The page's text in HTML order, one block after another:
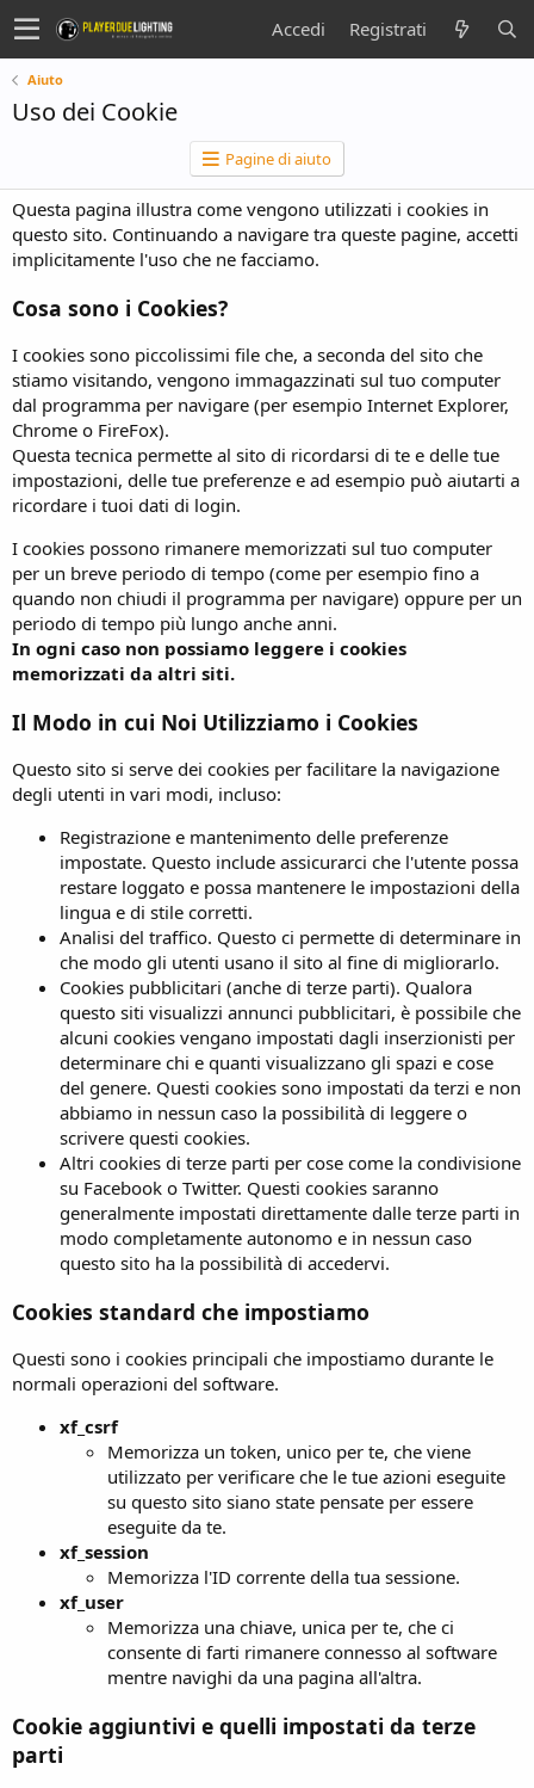
Accedi Registrati
Aiuto
Uso dei Cookie
Pagine di aiuto
Questa pagina illustra come vengono utilizzati i cookies in
questo sito. Continuando a navigare tra queste pagine, accetti
implicitamente l'uso che ne facciamo.
Cosa sono i Cookies?
I cookies sono piccolissimi file che, a seconda del sito che
stiamo visitando, vengono immagazzinati sul tuo computer
dal programma per navigare (per esempio Internet Explorer,
Chrome o FireFox).
Questa tecnica permette al sito di ricordarsi di te e delle tue
impostazioni, delle tue preferenze e ad esempio può aiutarti a
ricordare i tuoi dati di login.
I cookies possono rimanere memorizzati sul tuo computer
per un breve periodo di tempo (come per esempio fino a
quando non chiudi il programma per navigare) oppure per un
periodo di tempo più lungo anche anni.
In ogni caso non possiamo leggere i cookies
memorizzati da altri siti.
Il Modo in cui Noi Utilizziamo i Cookies
Questo sito si serve dei cookies per facilitare la navigazione
degli utenti in vari modi, incluso:
Registrazione e mantenimento delle preferenze
impostate. Questo include assicurarci che l'utente possa
restare loggato e possa mantenere le impostazioni della
lingua e di stile corretti.
Analisi del traffico. Questo ci permette di determinare in
che modo gli utenti usano il sito al fine di migliorarlo.
Cookies pubblicitari (anche di terze parti). Qualora
questo siti visualizzi annunci pubblicitari, è possibile che
alcuni cookies vengano impostati dagli inserzionisti per
determinare chi e quanti visualizzano gli spazi e cose
del genere. Questi cookies sono impostati da terzi e non
abbiamo in nessun caso la possibilità di leggere o
scrivere questi cookies.
Altri cookies di terze parti per cose come la condivisione
su Facebook o Twitter. Questi cookies saranno
generalmente impostati direttamente dalle terze parti in
modo completamente autonomo e in nessun caso
questo sito ha la possibilità di accedervi.
Cookies standard che impostiamo
Questi sono i cookies principali che impostiamo durante le
normali operazioni del software.
xf_csrf
Memorizza un token, unico per te, che viene
utilizzato per verificare che le tue azioni eseguite
su questo sito siano state pensate per essere
eseguite da te.
xf_session
Memorizza l'ID corrente della tua sessione.
xf_user
Memorizza una chiave, unica per te, che ci
consente di farti rimanere connesso al software
mentre navighi da una pagina all'altra.
Cookie aggiuntivi e quelli impostati da terze
parti